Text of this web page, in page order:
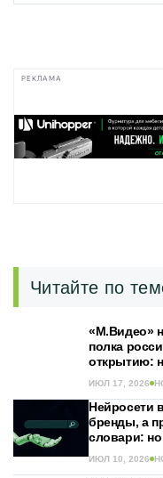
РЕКЛАМА
Читайте по
«М.Видео»
полка
открытию:
ИЮЛ 17, 2026
Нейросети
бренды, а
словари:
ИЮЛ 10, 2026